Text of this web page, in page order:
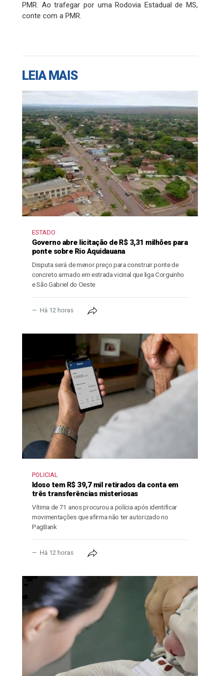
PMR. Ao trafegar por uma Rodovia Estadual de MS,
conte com a PMR.
LEIA MAIS
ESTADO
Governo abre licitação de R$ 3,31 milhões para
ponte sobre Rio Aquidauana
Disputa será de menor preço para construir ponte de
concreto armado em estrada vicinal que liga Corguinho
e São Gabriel do Oeste
Há 12 horas
POLICIAL
Idoso tem R$ 39,7 mil retirados da conta em
três transferências misteriosas
Vítima de 71 anos procurou a polícia após identificar
movimentações que afirma não ter autorizado no
PagBank
Há 12 horas